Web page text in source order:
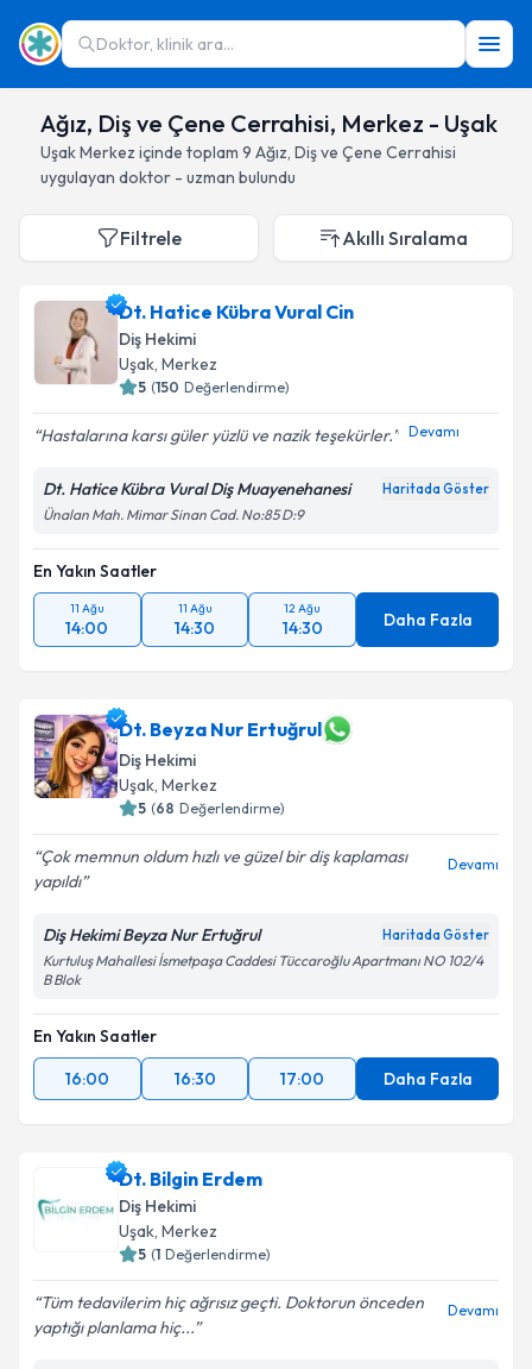
Doktor, klinik ara...
Ağız, Diş ve Çene Cerrahisi, Merkez - Uşak
UşakMerkez içinde toplam 9 Ağız, Diş ve Çene Cerrahisi
uygulayan doktor - uzman bulundu
Filtrele Akıllı Sıralama
Dt. Hatice Kübra Vural Cin
Diş Hekimi
Uşak, Merkez
5 (150 Değerlendirme)
Hastalarına karsı güler yüzlü ve nazik teşekürler. Devamı
Dt. Hatice Kübra Vural Diş Muayenehanesi Haritada Göster
Ünalan Mah. Mimar Sinan Cad. No:85 D:9
En Yakın Saatler
11 Ağu
14:00
11 Ağu
14:30
12 Ağu
14:30 Daha Fazla
Dt. Beyza Nur Ertuğrul
Diş Hekimi
Uşak, Merkez
5 (68 Değerlendirme)
Çok memnun oldum hızlı ve güzel bir diş kaplaması
yapıldı
Devamı
Diş Hekimi Beyza Nur Ertuğrul Haritada Göster
Kurtuluş Mahallesi İsmetpaşa Caddesi Tüccaroğlu Apartmanı NO 102/4
B Blok
En Yakın Saatler
16:00
16:30 17:00 Daha Fazla
Dt. Bilgin Erdem
Diş Hekimi
Uşak, Merkez
5 (1 Değerlendirme)
Tüm tedavilerim hiç ağrısız geçti. Doktorun önceden
yaptığı planlama hiç...
Devamı